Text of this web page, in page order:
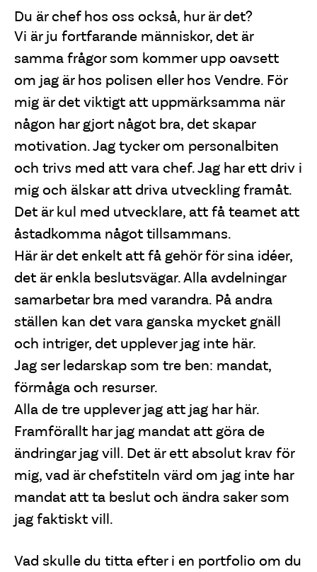
Du är chef hos oss också, hur är det?
Vi är ju fortfarande människor, det är
samma frågor som kommer upp oavsett
om jag är hos polisen eller hos Vendre. För
mig är det viktigt att uppmärksamma när
någon har gjort något bra, det skapar
motivation. Jag tycker om personalbiten
och trivs med att vara chef. Jag har ett driv i
mig och älskar att driva utveckling framåt.
Det är kul med utvecklare, att få teamet att
åstadkomma något tillsammans.
Här är det enkelt att få gehör för sina idéer,
det är enkla beslutsvägar. Alla avdelningar
samarbetar bra med varandra. På andra
ställen kan det vara ganska mycket gnäll
och intriger, det upplever jag inte här.
Jag ser ledarskap som tre ben: mandat,
förmåga och resurser.
Alla de tre upplever jag att jag har här.
Framförallt har jag mandat att göra de
ändringar jag vill. Det är ett absolut krav för
mig, vad är chefstiteln värd om jag inte har
mandat att ta beslut och ändra saker som
jag faktiskt vill.
Vad skulle du titta efter i en portfolio om du